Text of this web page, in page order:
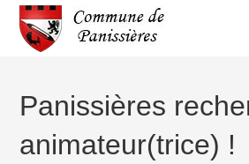
Panissières
animateur(trice) !